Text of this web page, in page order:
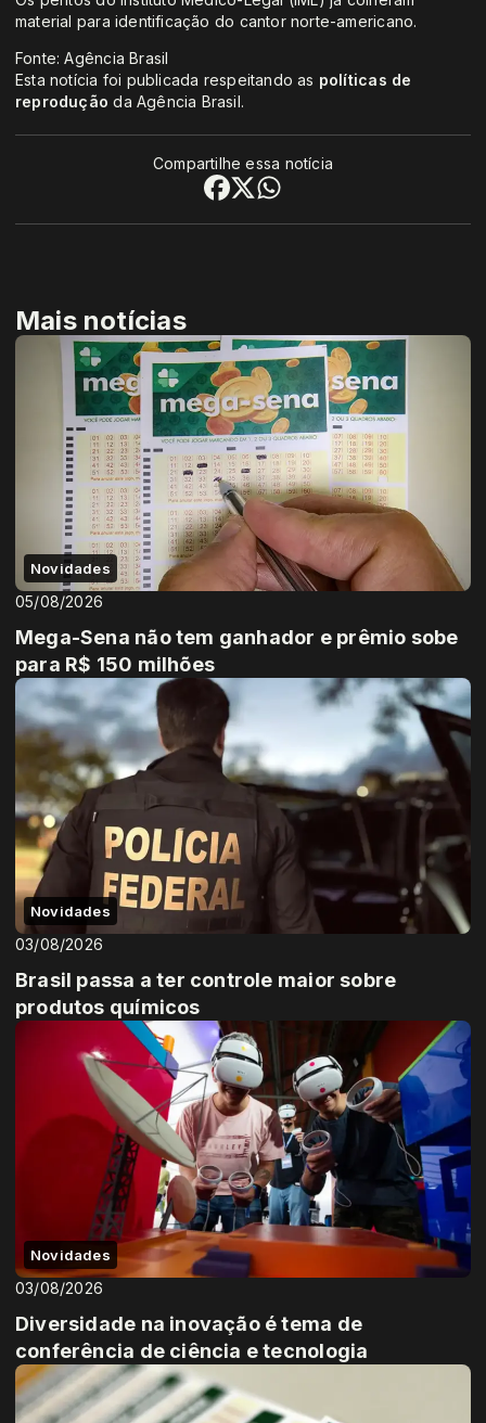
material para identificação do cantor norte-americano.
Fonte: Agência Brasil
Esta notícia foi publicada respeitando as políticas de
reprodução da Agência Brasil.
Compartilhe essa notícia
Mais notícias
Novidades
05/08/2026
Mega-Sena não tem ganhador e prêmio sobe
para R$ 150 milhões
Novidades
03/08/2026
Brasil passa a ter controle maior sobre
produtos químicos
Novidades
03/08/2026
Diversidade na inovação é tema de
conferência de ciência e tecnologia